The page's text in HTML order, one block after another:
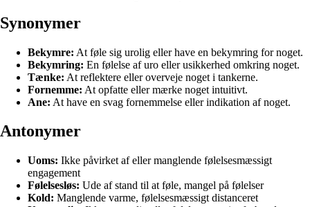
Synonymer
Bekymre: At føle sig urolig eller have en bekymring for noget.
Bekymring: En følelse af uro eller usikkerhed omkring noget.
Tænke: At reflektere eller overveje noget i tankerne.
Fornemme: At opfatte eller mærke noget intuitivt.
Ane: At have en svag fornemmelse eller indikation af noget.
Antonymer
Uoms: Ikke påvirket af eller manglende følelsesmæssigt
engagement
Følelsesløs: Ude af stand til at føle, mangel på følelser
Kold: Manglende varme, følelsesmæssigt distanceret